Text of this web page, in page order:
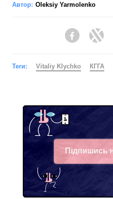
Автор: Oleksiy Yarmolenko
Facebook
Теги: Vitaliy Klychko КГГА
Підпишись
Telegram